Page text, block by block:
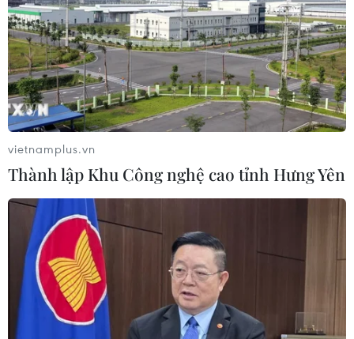
04/08/2026 22:42
Iran-Oman đàm phán thiết lập tuyến
hàng hải mới qua eo biển Hormuz
04/08/2026 22:42
Cố vấn quân sự Iran tiết lộ
sốc, tuyên bố hàng trăm binh sĩ Mỹ
đã thiệt mạng
04/08/2026 15:51
Liban và Israel nối lại đàm phán trực
tiếp về giải giáp Hezbollah
vietnamplus.vn
Thành lập Khu Công nghệ cao tỉnh Hưng Yên